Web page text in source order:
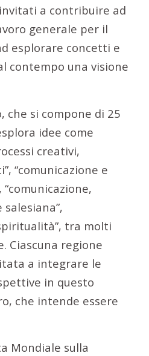
a contribuire ad
generale per il
esplorare concetti e
contempo una visione
che si compone di 25
idee come
creativi,
“comunicazione e
“comunicazione,
tra molti
Ciascuna regione
a integrare le
in questo
che intende essere
Mondiale sulla